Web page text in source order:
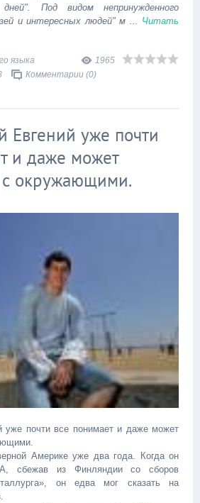
Под видом непринужденного
и интересных людей" м
Читать
языка
1965
Комментарии (0)
Евгений уже почти
и даже может
с окружающими.
уже почти все понимает и даже может
Америке уже два года. Когда он
сбежав из Финляндии со сборов
он едва мог сказать на